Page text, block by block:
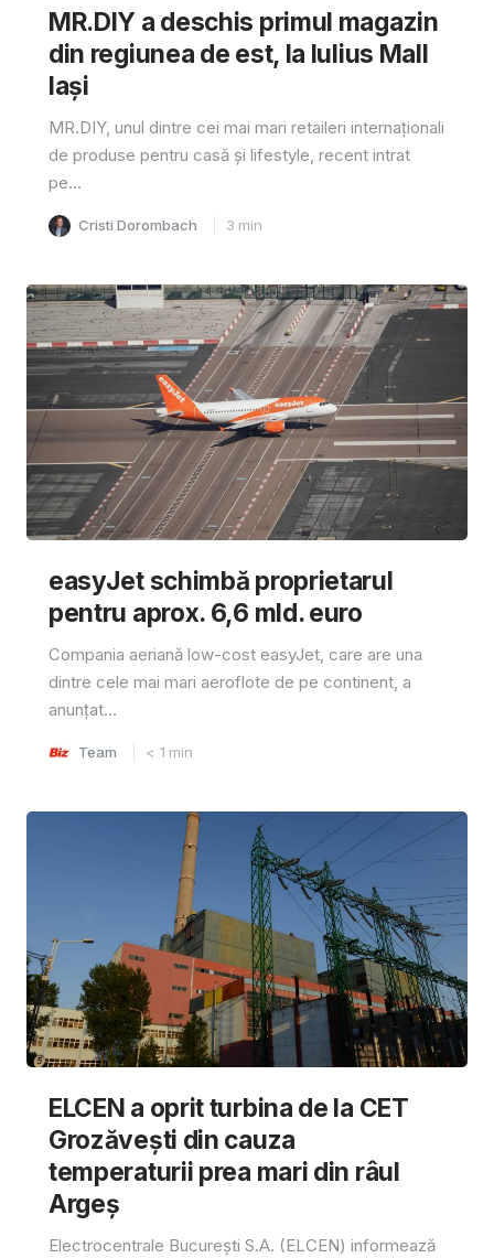
MR.DIY a deschis primul magazin
din regiunea de est, la Iulius Mall
Iași
MR.DIY, unul dintre cei mai mari retaileri internaționali
de produse pentru casă și lifestyle, recent intrat
pe...
Cristi Dorombach 3 min
easyJet schimbă proprietarul
pentru aprox. 6,6 mld. euro
Compania aeriană low-cost easyJet, care are una
dintre cele mai mari aeroflote de pe continent, a
anunțat...
Team < 1 min
ELCEN a oprit turbina de la CET
Grozăvești din cauza
temperaturii prea mari din râul
Argeș
Electrocentrale București S.A. (ELCEN) informează